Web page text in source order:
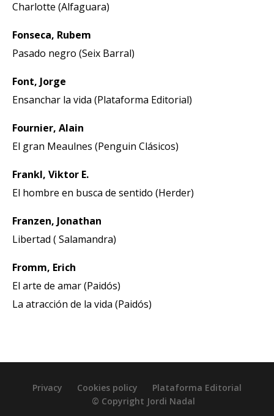
Charlotte (Alfaguara)
Fonseca, Rubem
Pasado negro (Seix Barral)
Font, Jorge
Ensanchar la vida (Plataforma Editorial)
Fournier, Alain
El gran Meaulnes (Penguin Clásicos)
Frankl, Viktor E.
El hombre en busca de sentido (Herder)
Franzen, Jonathan
Libertad ( Salamandra)
Fromm, Erich
El arte de amar (Paidós)
La atracción de la vida (Paidós)
Privacy Cookies policy
Plataforma Editorial
© Copyright Jordi Nadal